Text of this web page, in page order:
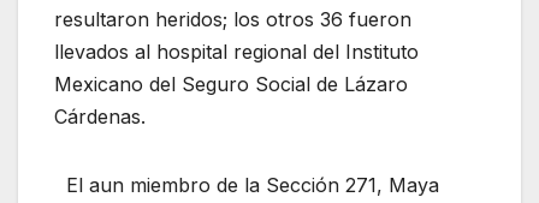
resultaron heridos; los otros 36 fueron
llevados al hospital regional del Instituto
Mexicano del Seguro Social de Lázaro
Cárdenas.
El aun miembro de la Sección 271, Maya